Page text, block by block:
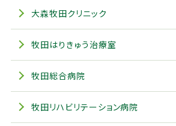
大森牧田クリニック
牧田はりきゅう治療室
牧田総合病院
牧田リハビリテーション病院